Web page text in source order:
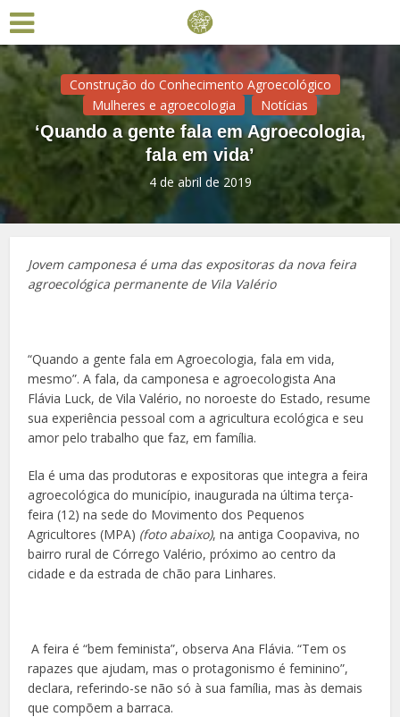
Construção do Conhecimento Agroecológico
Mulheres e agroecologia
Notícias
‘Quando a gente fala em Agroecologia,
fala em vida’
4 de abril de 2019
Jovem camponesa é uma das expositoras da nova feira
agroecológica permanente de Vila Valério
“Quando a gente fala em Agroecologia, fala em vida,
mesmo”. A fala, da camponesa e agroecologista Ana
Flávia Luck, de Vila Valério, no noroeste do Estado, resume
sua experiência pessoal com a agricultura ecológica e seu
amor pelo trabalho que faz, em família.
Ela é uma das produtoras e expositoras que integra a feira
agroecológica do município, inaugurada na última terça-
feira (12) na sede do Movimento dos Pequenos
Agricultores (MPA) (foto abaixo), na antiga Coopaviva, no
bairro rural de Córrego Valério, próximo ao centro da
cidade e da estrada de chão para Linhares.
A feira é “bem feminista”, observa Ana Flávia. “Tem os
rapazes que ajudam, mas o protagonismo é feminino”,
declara, referindo-se não só à sua família, mas às demais
que compõem a barraca.